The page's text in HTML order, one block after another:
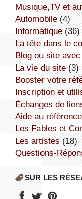
Musique,TV et
Automobile(4)
informatique(36)
la tête dans le
Blog ou site
la vie du site(3)
booster votre
inscription et
échanges de
aide au
Les Fables et
Les artistes (18)
Questions-
SUR LES